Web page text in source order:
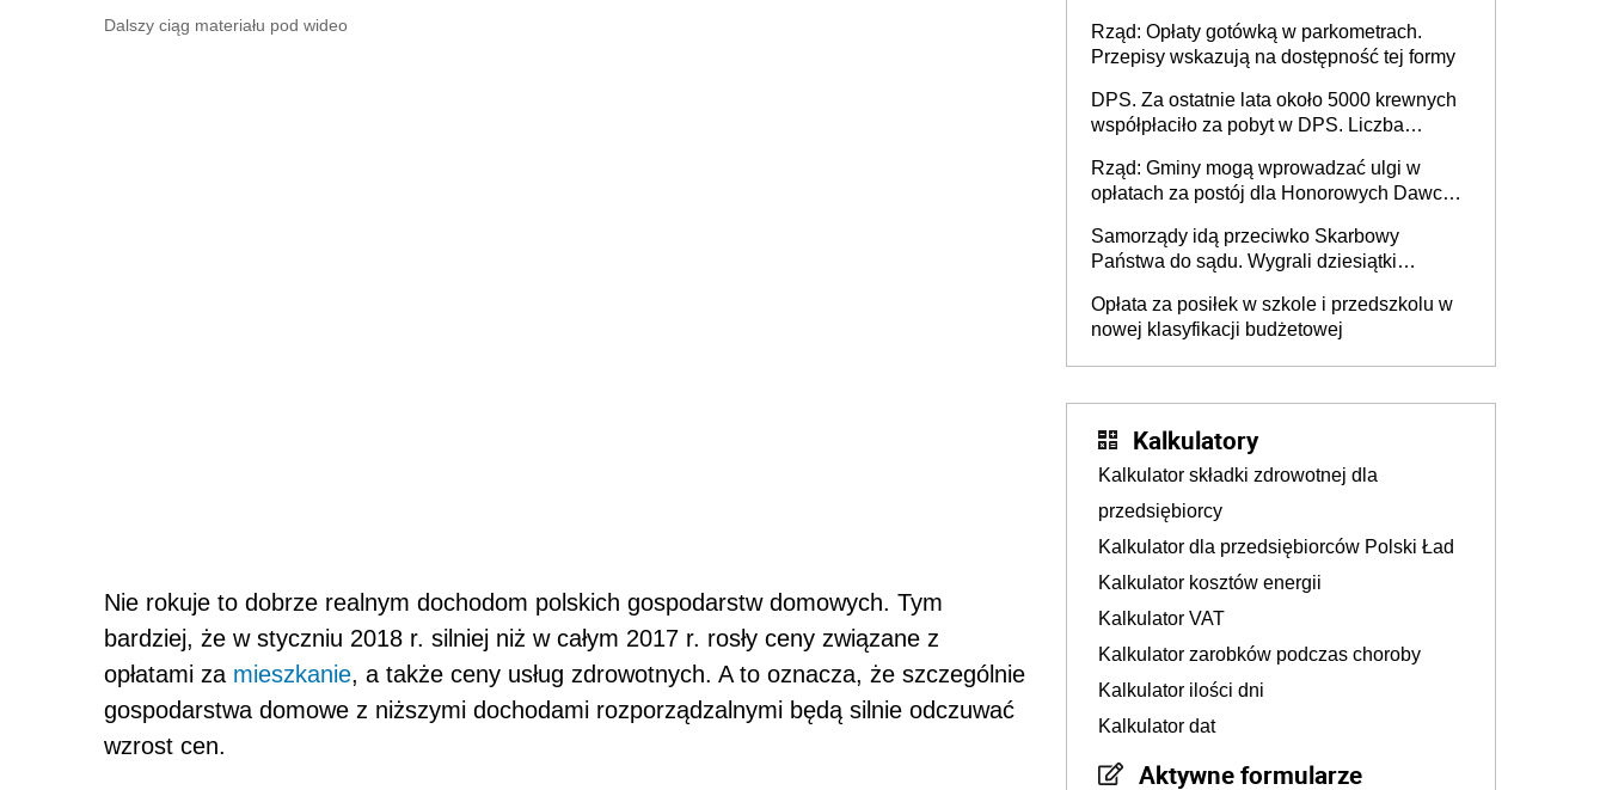
Dalszy ciąg materiału pod wideo
Nie rokuje to dobrze realnym dochodom polskich gospodarstw domowych. Tym
bardziej, że w styczniu 2018 r. silniej niż w całym 2017 r. rosły ceny związane z
opłatami za mieszkanie, a także ceny usług zdrowotnych. A to oznacza, że szczególnie
gospodarstwa domowe z niższymi dochodami rozporządzalnymi będą silnie odczuwać
wzrost cen.
Rząd: Opłaty gotówką w parkometrach.
Przepisy wskazują na dostępność tej formy
DPS. Za ostatnie lata około 5000 krewnych
współpłaciło za pobyt w DPS. Liczba
Rząd: Gminy mogą wprowadzać ulgi w
opłatach za postój dla Honorowych Dawców
Samorządy idą przeciwko Skarbowy
Państwa do sądu. Wygrali dziesiątki
Opłata za posiłek w szkole i przedszkolu w
nowej klasyfikacji budżetowej
Kalkulatory
Kalkulator składki zdrowotnej dla
przedsiębiorcy
Kalkulator dla przedsiębiorców Polski Ład
Kalkulator kosztów energii
Kalkulator VAT
Kalkulator zarobków podczas choroby
Kalkulator ilości dni
Kalkulator dat
Aktywne formularze